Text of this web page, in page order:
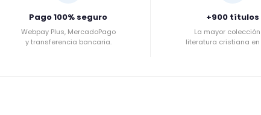
Pago 100% seguro
Webpay Plus, MercadoPago
y transferencia bancaria.
+900 títulos
La mayor
literatura cristiana en